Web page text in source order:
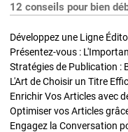
12 conseils pour bien
Développez une Ligne
Présentez-vous :
L'Art de Choisir un Titre
Optimiser vos Articles
Engagez la Conversation